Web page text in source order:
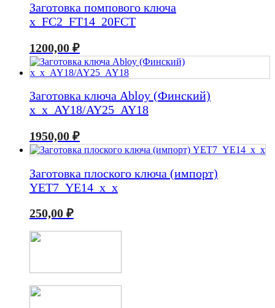
Заготовка помпового ключа
x_FC2_FT14_20FCT
1200,00 ₽
Заготовка ключа Abloy (Финский)
x_x_AY18/AY25_AY18
1950,00 ₽
Заготовка плоского ключа (импорт)
YET7_YE14_x_x
250,00 ₽